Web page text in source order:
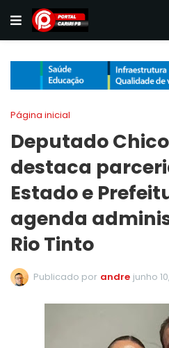
Página inicial
Deputado
destaca
Estado e
agenda
Rio Tinto
Publicado por andre junho